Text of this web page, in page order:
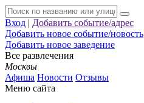
Вход | Добавить событие/адрес
Добавить новое событие/новость
Добавить новое заведение
Все развлечения
Москвы
Афиша Новости Отзывы
Меню сайта